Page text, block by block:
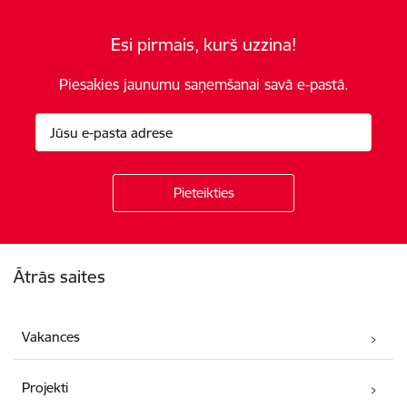
Esi pirmais, kurš uzzina!
Piesakies jaunumu saņemšanai savā e-pastā.
Ātrās saites
Vakances
Projekti